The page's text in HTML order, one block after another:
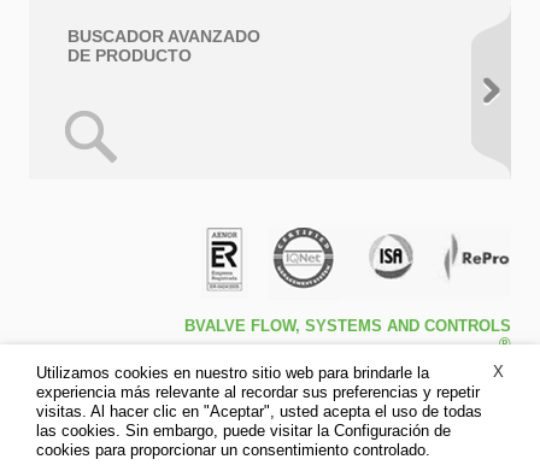
BUSCADOR AVANZADO
DE PRODUCTO
BVALVE FLOW, SYSTEMS AND CONTROLS
®
Travessa de Peralta 5ª – Pol. Ind. l1 46540 El
Puig (Valencia)
Tfno: +34 961.473.161
Fax: +34 961.473.170
Aviso legal
X
Utilizamos cookies en nuestro sitio web para brindarle la
experiencia más relevante al recordar sus preferencias y repetir
visitas. Al hacer clic en "Aceptar", usted acepta el uso de todas
las cookies. Sin embargo, puede visitar la Configuración de
cookies para proporcionar un consentimiento controlado.